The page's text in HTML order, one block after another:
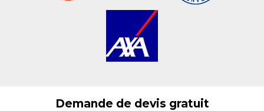
Demande de devis gratuit